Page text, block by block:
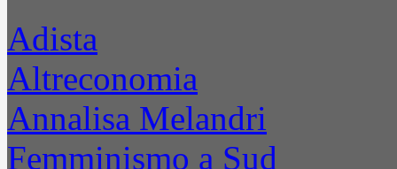
Adista
Altreconomia
Annalisa Melandri
Femminismo a Sud